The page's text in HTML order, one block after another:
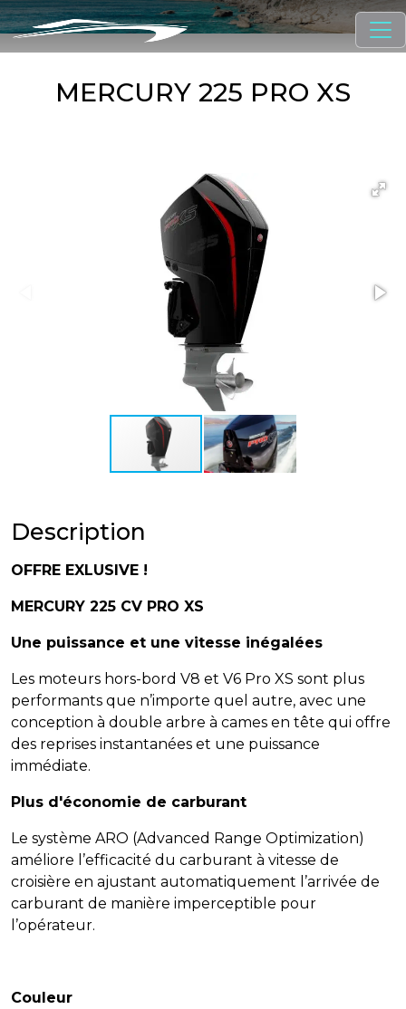
MERCURY 225 PRO XS
Description
OFFRE EXLUSIVE !
MERCURY 225 CV PRO XS
Une puissance et une vitesse inégalées
Les moteurs hors-bord V8 et V6 Pro XS sont plus
performants que n’importe quel autre, avec une
conception à double arbre à cames en tête qui offre
des reprises instantanées et une puissance
immédiate.
Plus d'économie de carburant
Le système ARO (Advanced Range Optimization)
améliore l’efficacité du carburant à vitesse de
croisière en ajustant automatiquement l’arrivée de
carburant de manière imperceptible pour
l’opérateur.
Couleur